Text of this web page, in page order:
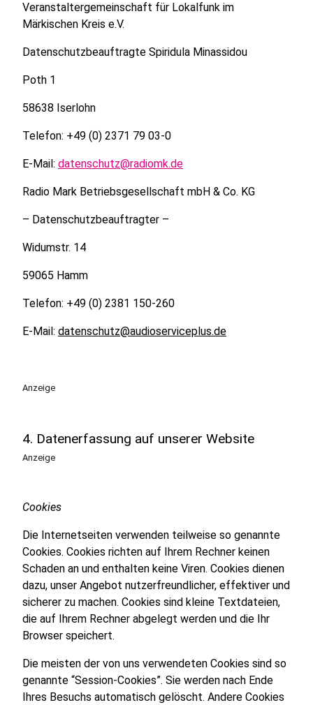
Veranstaltergemeinschaft für Lokalfunk im
Märkischen Kreis e.V.
Datenschutzbeauftragte Spiridula Minassidou
Poth 1
58638 Iserlohn
Telefon: +49 (0) 2371 79 03-0
E-Mail: datenschutz@radiomk.de
Radio Mark Betriebsgesellschaft mbH & Co. KG
– Datenschutzbeauftragter –
Widumstr. 14
59065 Hamm
Telefon: +49 (0) 2381 150-260
E-Mail: datenschutz@audioserviceplus.de
Anzeige
4. Datenerfassung auf unserer Website
Anzeige
Cookies
Die Internetseiten verwenden teilweise so genannte
Cookies. Cookies richten auf Ihrem Rechner keinen
Schaden an und enthalten keine Viren. Cookies dienen
dazu, unser Angebot nutzerfreundlicher, effektiver und
sicherer zu machen. Cookies sind kleine Textdateien,
die auf Ihrem Rechner abgelegt werden und die Ihr
Browser speichert.
Die meisten der von uns verwendeten Cookies sind so
genannte “Session-Cookies”. Sie werden nach Ende
Ihres Besuchs automatisch gelöscht. Andere Cookies